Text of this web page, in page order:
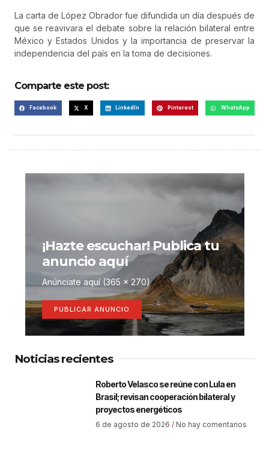
La carta de López Obrador fue difundida un día después de
que se reavivara el debate sobre la relación bilateral entre
México y Estados Unidos y la importancia de preservar la
independencia del país en la toma de decisiones.
Comparte este post:
Facebook X LinkedIn Pinterest WhatsApp
¡Hazte escuchar! Publica tu
anuncio aquí
Anúnciate aquí (365 x 270)
PUBLICAR ANUNCIO
Noticias recientes
Roberto Velasco se reúne con Lula en
Brasil; revisan cooperación bilateral y
proyectos energéticos
6 de agosto de 2026 No hay comentarios